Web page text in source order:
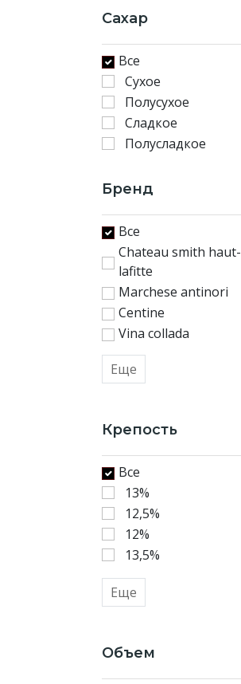
Сахар
Все
Сухое
Полусухое
Сладкое
Полусладкое
Бренд
Все
Chateau smith haut-
lafitte
Marchese antinori
Centine
Vina collada
Еще
Крепость
Все
13%
12,5%
12%
13,5%
Еще
Объем